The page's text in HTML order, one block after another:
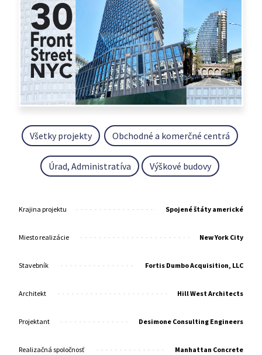
Všetky projekty Obchodné a komerčné centrá
Úrad, Administratíva Výškové budovy
Krajina projektu Spojené štáty americké
Miesto realizácie New York City
Stavebník Fortis Dumbo Acquisition, LLC
Architekt Hill West Architects
Projektant Desimone Consulting Engineers
Realizačná spoločnosť Manhattan Concrete